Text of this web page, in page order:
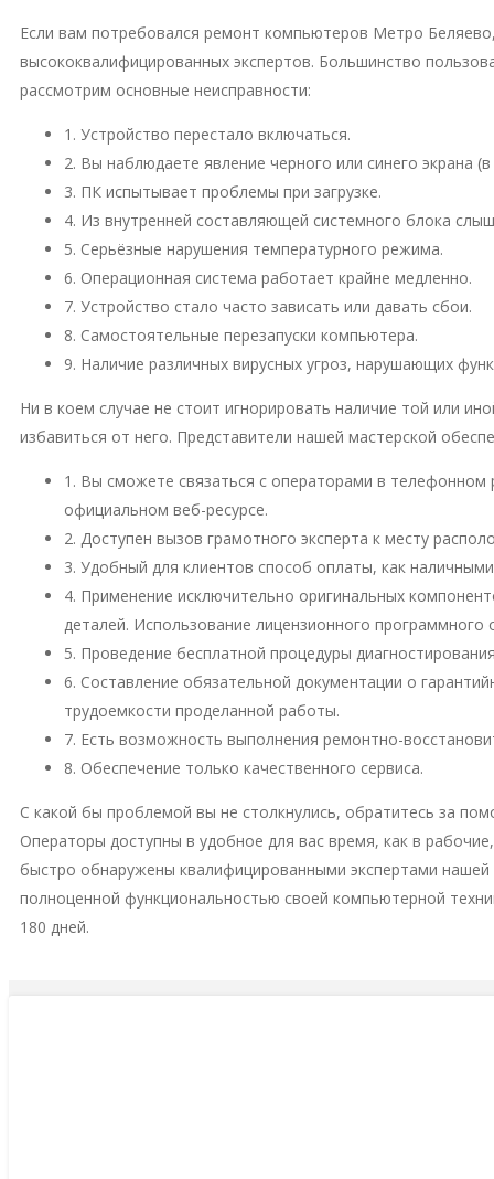
Если вам потребовался ремонт компьютеров Метро
высококвалифицированных экспертов. Большинство
рассмотрим основные неисправности:
1. Устройство перестало включаться.
2. Вы наблюдаете явление черного или синего экрана
3. ПК испытывает проблемы при загрузке.
4. Из внутренней составляющей системного блока
5. Серьёзные нарушения температурного режима.
6. Операционная система работает крайне медленно.
7. Устройство стало часто зависать или давать сбои.
8. Самостоятельные перезапуски компьютера.
9. Наличие различных вирусных угроз, нарушающих
Ни в коем случае не стоит игнорировать наличие той или
избавиться от него. Представители нашей мастерской
1. Вы сможете связаться с операторами в
официальном веб-ресурсе.
2. Доступен вызов грамотного эксперта к месту
3. Удобный для клиентов способ оплаты, как
4. Применение исключительно оригинальных
деталей. Использование лицензионного
5. Проведение бесплатной процедуры
6. Составление обязательной документации о
трудоемкости проделанной работы.
7. Есть возможность выполнения ремонтно-
8. Обеспечение только качественного сервиса.
С какой бы проблемой вы не столкнулись, обратитесь за
Операторы доступны в удобное для вас время, как в
быстро обнаружены квалифицированными экспертами
полноценной функциональностью своей компьютерной
180 дней.